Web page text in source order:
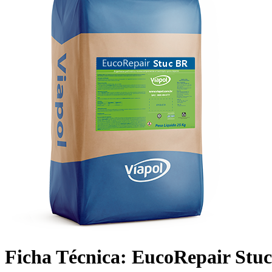
Ficha Técnica: EucoRepair